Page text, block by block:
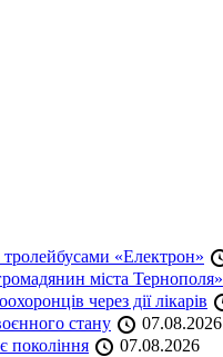
«Електрон»
міста Тернополя»
через дії лікарів
стану
07.08.2026
покоління
07.08.2026